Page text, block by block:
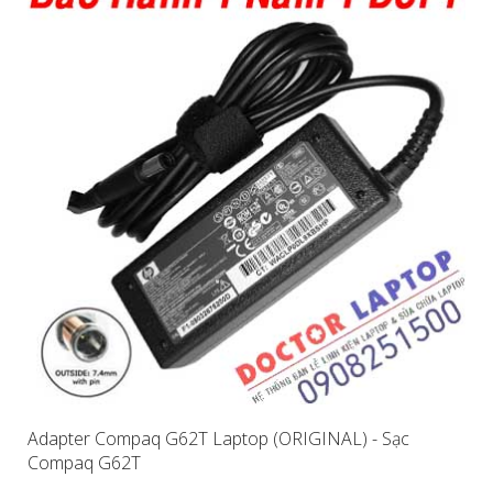
Adapter Compaq G62T Laptop (ORIGINAL) - Sạc
Compaq G62T